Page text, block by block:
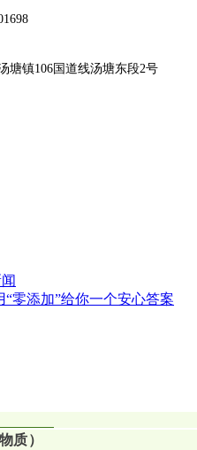
塘镇106国道线汤塘东段2号
零添加”给你一个安心答案
质）